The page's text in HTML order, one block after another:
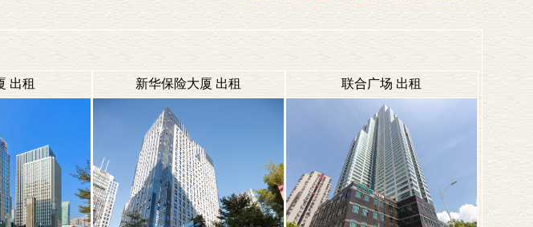
出租 新华保险大厦 出租 联合广场 出租